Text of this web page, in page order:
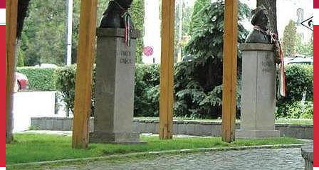
English